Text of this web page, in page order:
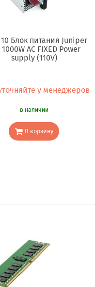
Блок питания Juniper
1000W AC FIXED Power
supply (110V)
у менеджеров
в наличии
В корзину